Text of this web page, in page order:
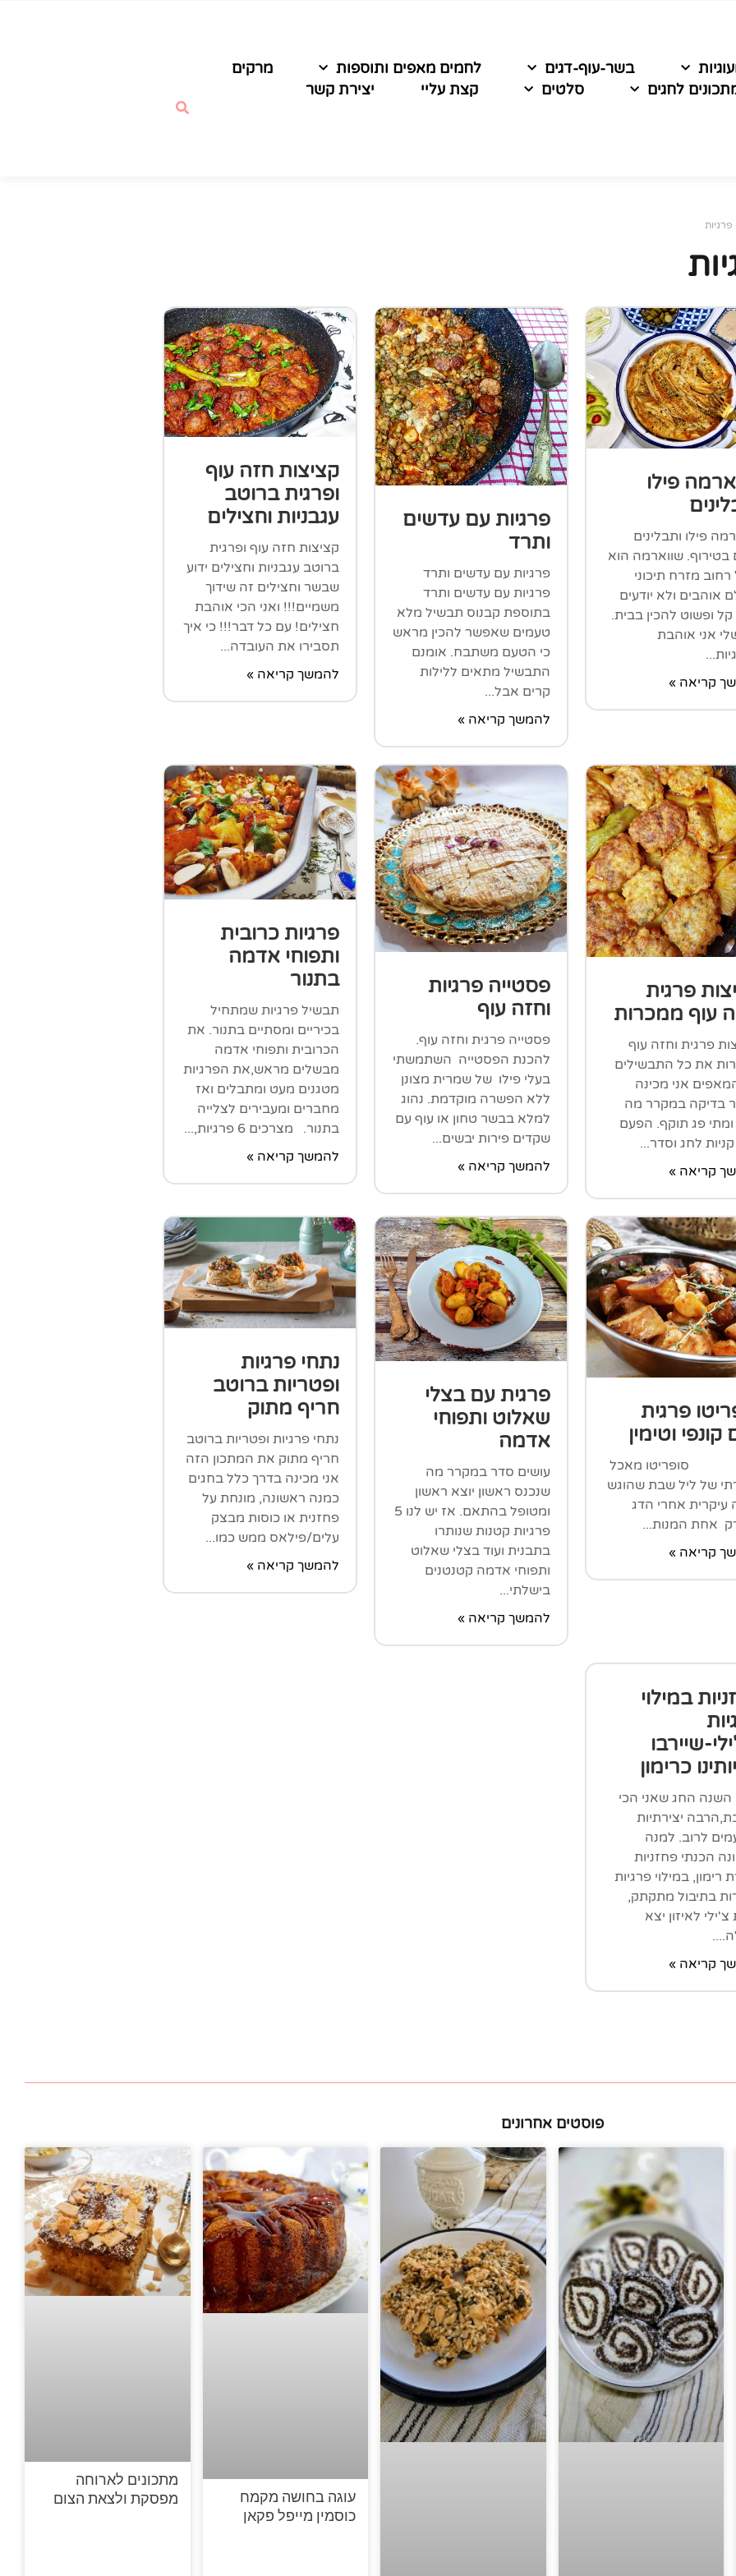
בשר-עוף-דגים לחמים מאפים ותוספות
מרקים
לחגים
סלטים קצת עליי יצירת קשר
פרגיות
פילו
פילו ותבלינים
בטירוף. שווארמה הוא
רחוב מזרח תיכוני
אוהבים ולא יודעים
ופשוט להכין בבית.
אני אוהבת
קריאה »
פרגיות עם עדשים
ותרד
פרגיות עם עדשים ותרד
פרגיות עם עדשים ותרד
בתוספת קבנוס תבשיל מלא
טעמים שאפשר להכין מראש
כי הטעם משתבח. אומנם
התבשיל מתאים ללילות
קרים אבל...
להמשך קריאה »
קציצות חזה עוף
ופרגית ברוטב
עגבניות וחצילים
קציצות חזה עוף ופרגית
ברוטב עגבניות וחצילים ידוע
שבשר וחצילים זה שידוך
משמיים!!! ואני הכי אוהבת
חצילים! עם כל דבר!!! כי איך
תסבירו את העובדה...
להמשך קריאה »
פרגית
עוף ממכרות
פרגית וחזה עוף
את כל התבשילים
אני מכינה
בדיקה במקרר מה
ומתי פג תוקף. הפעם
קניות לחג וסדר...
קריאה »
פסטייה פרגיות
וחזה עוף
פסטייה פרגית וחזה עוף.
להכנת הפסטייה השתמשתי
בעלי פילו של שמרית מצונן
ללא הפשרה מוקדמת. נהוג
למלא בבשר טחון או עוף עם
שקדים פירות יבשים...
להמשך קריאה »
פרגיות כרובית
ותפוחי אדמה
בתנור
תבשיל פרגיות שמתחיל
בכיריים ומסתיים בתנור. את
הכרובית ותפוחי אדמה
מבשלים מראש,את הפרגיות
מטגנים מעט ומתבלים ואז
מחברים ומעבירים לצלייה
בתנור. מצרכים 6 פרגיות,...
להמשך קריאה »
פרגית
קונפי וטימין
מאכל
של ליל שבת שהוגש
עיקרית אחרי הדג
אחת המנות...
קריאה »
פרגית עם בצלי
שאלוט ותפוחי
אדמה
עושים סדר במקרר מה
שנכנס ראשון יוצא ראשון
ומטופל בהתאם. אז יש לנו 5
פרגיות קטנות שנותרו
בתבנית ועוד בצלי שאלוט
ותפוחי אדמה קטנטנים
בישלתי...
להמשך קריאה »
נתחי פרגיות
ופטריות ברוטב
חריף מתוק
נתחי פרגיות ופטריות ברוטב
חריף מתוק את המתכון הזה
אני מכינה בדרך כלל בחגים
כמנה ראשונה, מונחת על
פחזנית או כוסות מבצק
עלים/פילאס ממש כמו...
להמשך קריאה »
במילוי
שיירבו
כרימון
החג שאני הכי
יצירתיות
לרוב. למנה
הכנתי פחזניות
רימון, במילוי פרגיות
בתיבול מתקתק,
לאיזון יצא
קריאה »
פוסטים אחרונים
עוגה בחושה מקמח
כוסמין מייפל פקאן
מתכונים לארוחה
מפסקת ולצאת הצום